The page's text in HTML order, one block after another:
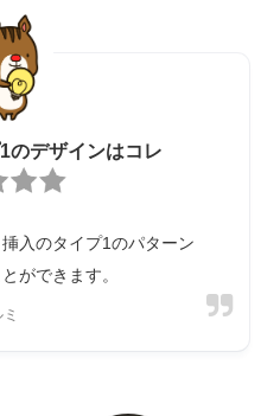
のデザインはコレ
入のタイプ1のパターン
ができます。